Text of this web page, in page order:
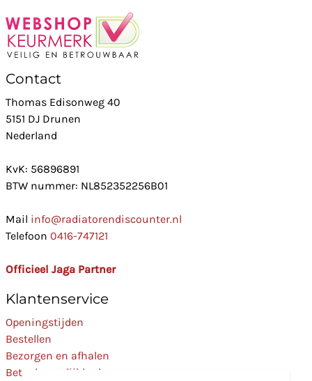
Contact
Thomas Edisonweg 40
5151 DJ Drunen
Nederland
KvK: 56896891
BTW nummer: NL852352256B01
Mail info@radiatorendiscounter.nl
Telefoon 0416-747121
Officieel Jaga Partner
Klantenservice
Openingstijden
Bestellen
Bezorgen en afhalen
Betaalmogelijkheden